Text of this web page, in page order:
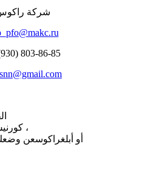
شركة
803-86-85
كورنيش نيجنيفولجسكايا، بناء 2 ،
أو أبلغراكوسعن